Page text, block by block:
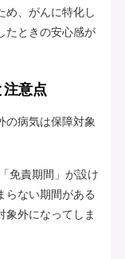
め、がんに特化し
たときの安心感が
意点
の病気は保障対象
免責期間」が設け
らない期間がある
象外になってしま